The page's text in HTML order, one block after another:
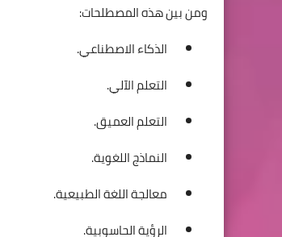
ومن بين هذه المصطلحات:
الذكاء الاصطناعي.
التعلم الآلي.
التعلم العميق.
النماذج اللغوية.
معالجة اللغة الطبيعية.
الرؤية الحاسوبية.